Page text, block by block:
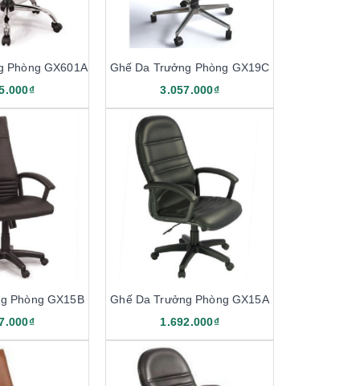
Phòng GX601A
Ghế Da Trưởng Phòng GX19C
3.057.000₫
Phòng GX15B
Ghế Da Trưởng Phòng GX15A
1.692.000₫